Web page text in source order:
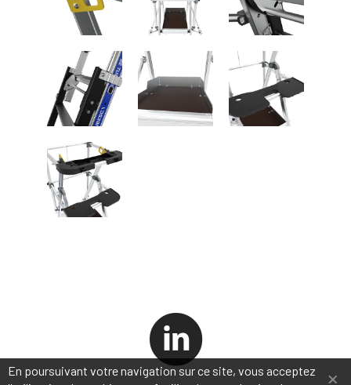
×
En poursuivant votre navigation sur ce site, vous acceptez